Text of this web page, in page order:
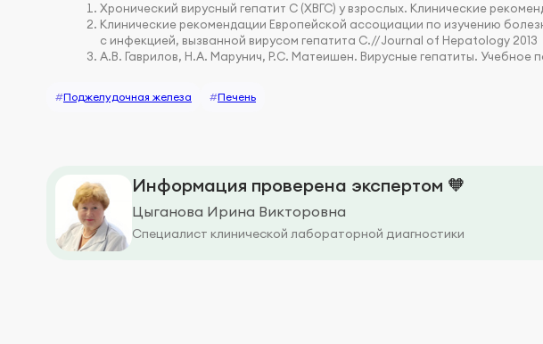
Хронический вирусный гепатит С (ХВГС) у взрослых. Клинические
Клинические рекомендации Европейской ассоциации по изучению
с инфекцией, вызванной вирусом гепатита С.//Journal of Hepatology 2013
А.В. Гаврилов, Н.А. Марунич, Р.С. Матеишен. Вирусные гепатиты. Учебное
#Поджелудочная железа #Печень
Информация проверена экспертом 🧡
Цыганова Ирина Викторовна
Специалист клинической лабораторной диагностики